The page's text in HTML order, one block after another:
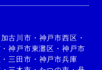
加古川市 ・ 神戸市西区 ・
・神戸市東灘区 ・ 神戸市
・ 三田市 ・ 神戸市兵庫